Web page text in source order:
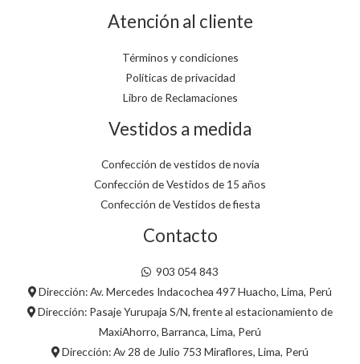
Atención al cliente
Términos y condiciones
Políticas de privacidad
Libro de Reclamaciones
Vestidos a medida
Confección de vestidos de novia
Confección de Vestidos de 15 años
Confección de Vestidos de fiesta
Contacto
903 054 843
Dirección: Av. Mercedes Indacochea 497 Huacho, Lima, Perú
Dirección: Pasaje Yurupaja S/N, frente al estacionamiento de
MaxiAhorro, Barranca, Lima, Perú
Dirección: Av 28 de Julio 753 Miraflores, Lima, Perú